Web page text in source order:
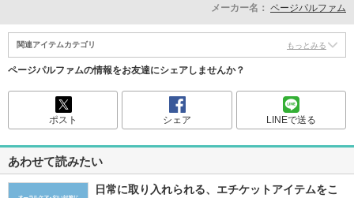
メーカー名： ページパルファム
関連アイテムカテゴリ もっとみる
ページパルファムの情報をお友達にシェアしませんか？
ポスト シェア LINEで送る
あわせて読みたい
日常に取り入れられる、エチケットアイテムをこ